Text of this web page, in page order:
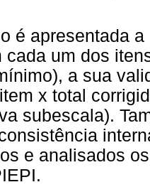
é apresentada
cada um dos
a sua
x total
subescala).
e analisados